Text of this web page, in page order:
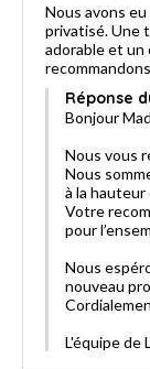
Nous avons eu
privatisé. Une
adorable et un
Réponse
Bonjour
Nous vous
Nous
à la
Votre
pour
Nous
nouveau
L'équipe de